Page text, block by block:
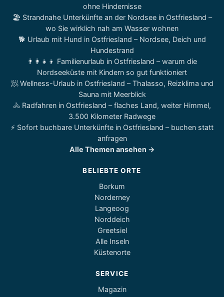
ohne Hindernisse
🏖️ Strandnahe Unterkünfte an der Nordsee in Ostfriesland –
wo Sie wirklich nah am Wasser wohnen
🐕 Urlaub mit Hund in Ostfriesland – Nordsee, Deich und
Hundestrand
👨‍👩‍👧‍👦 Familienurlaub in Ostfriesland – warum die
Nordseeküste mit Kindern so gut funktioniert
🧖 Wellness-Urlaub in Ostfriesland – Thalasso, Reizklima und
Sauna mit Meerblick
🚴 Radfahren in Ostfriesland – flaches Land, weiter Himmel,
3.500 Kilometer Radwege
⚡ Sofort buchbare Unterkünfte in Ostfriesland – buchen statt
anfragen
Alle Themen ansehen →
BELIEBTE ORTE
Borkum
Norderney
Langeoog
Norddeich
Greetsiel
Alle Inseln
Küstenorte
SERVICE
Magazin